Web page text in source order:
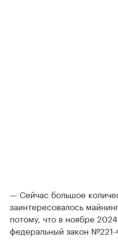
— Сейчас большое
заинтересовалось
потому, что в ноябре
федеральный закон